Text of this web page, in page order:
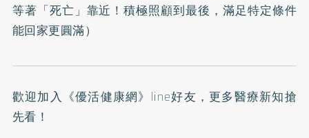
等著「死亡」靠近！積極照顧到最後，滿足特定條件
能回家更圓滿）
歡迎加入 《優活健康網》line好友 ，更多醫療新知搶
先看！